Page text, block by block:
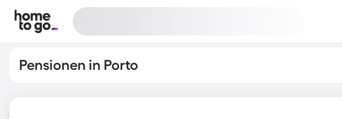
Pensionen in Porto